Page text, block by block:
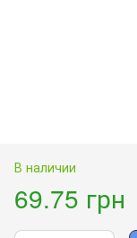
В наличии
69.75 грн